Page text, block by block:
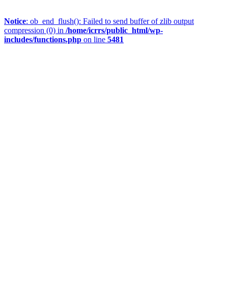
Notice: ob_end_flush(): Failed to send buffer of zlib output
compression (0) in /home/icrrs/public_html/wp-
includes/functions.php on line 5481